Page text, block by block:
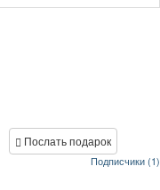
Послать подарок
Подписчики (1)